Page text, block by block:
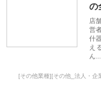
の
店
営
什
え
ん…
[その他業種][その他_法人・企